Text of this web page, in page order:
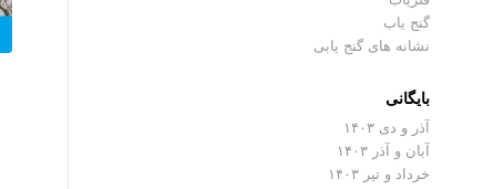
گنج یاب
نشانه های گنج یابی
بایگانی
آذر و دی ۱۴۰۳
آبان و آذر ۱۴۰۳
خرداد و تیر ۱۴۰۳